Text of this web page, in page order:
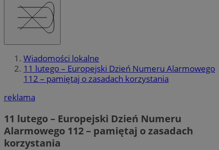
Wiadomości lokalne
11 lutego – Europejski Dzień Numeru Alarmowego
112 – pamiętaj o zasadach korzystania
reklama
11 lutego – Europejski Dzień Numeru
Alarmowego 112 – pamiętaj o zasadach
korzystania